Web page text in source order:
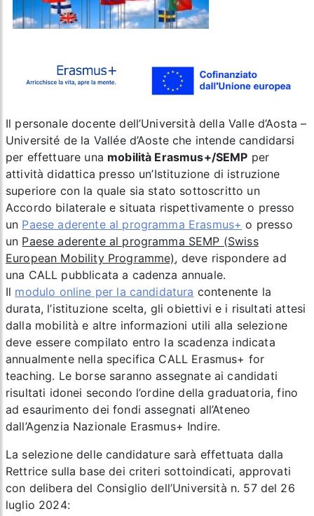
Il personale docente dell’Università della Valle d’Aosta –
Université de la Vallée d’Aoste che intende candidarsi
per effettuare una mobilità Erasmus+/SEMP per
attività didattica presso un’Istituzione di istruzione
superiore con la quale sia stato sottoscritto un
Accordo bilaterale e situata rispettivamente o presso
un Paese aderente al programma Erasmus+ o presso
un Paese aderente al programma SEMP (Swiss
European Mobility Programme), deve rispondere ad
una CALL pubblicata a cadenza annuale.
Il modulo online per la candidatura contenente la
durata, l’istituzione scelta, gli obiettivi e i risultati attesi
dalla mobilità e altre informazioni utili alla selezione
deve essere compilato entro la scadenza indicata
annualmente nella specifica CALL Erasmus+ for
teaching. Le borse saranno assegnate ai candidati
risultati idonei secondo l’ordine della graduatoria, fino
ad esaurimento dei fondi assegnati all’Ateneo
dall’Agenzia Nazionale Erasmus+ Indire.
La selezione delle candidature sarà effettuata dalla
Rettrice sulla base dei criteri sottoindicati, approvati
con delibera del Consiglio dell’Università n. 57 del 26
luglio 2024: